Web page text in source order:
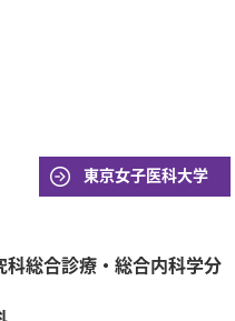
東京女子医科大学
総合診療・総合内科学分